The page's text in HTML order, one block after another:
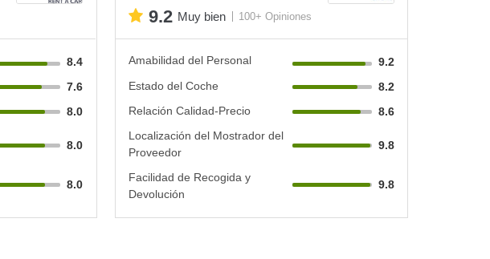
8.4
7.6
8.0
8.0
8.0
9.2 Muy bien 100+ Opiniones
Amabilidad del Personal
9.2
Estado del Coche
8.2
Relación Calidad-Precio
8.6
Localización del Mostrador del
Proveedor
9.8
Facilidad de Recogida y
Devolución
9.8